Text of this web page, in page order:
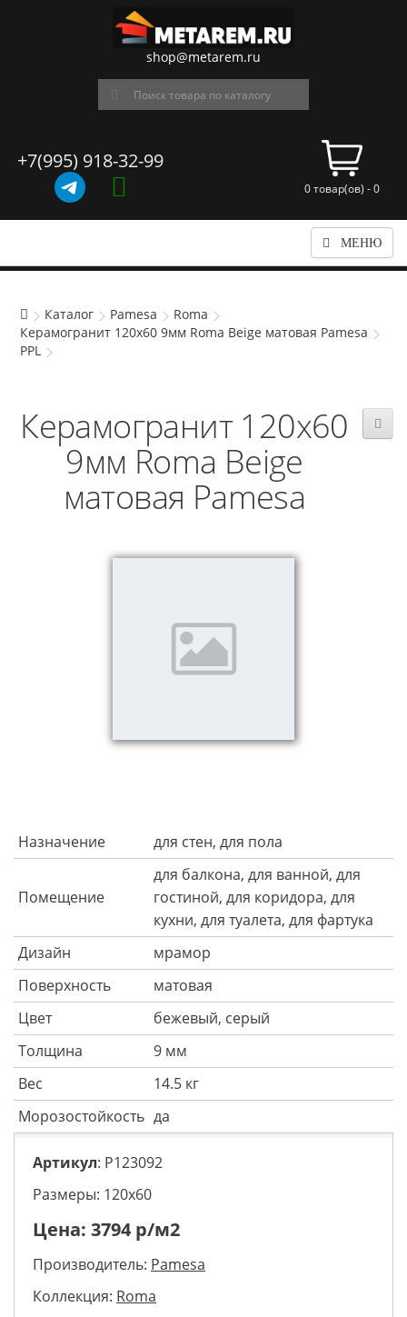
shop@metarem.ru
+7(995) 918-32-99
0 товар(ов) - 0
МЕНЮ
Каталог Pamesa
Roma
Керамогранит 120x60 9мм Roma Beige матовая Pamesa
PPL
Керамогранит 120x60
9мм Roma Beige
матовая Pamesa
Назначение для стен, для пола
Помещение
для балкона, для ванной, для
гостиной, для коридора, для
кухни, для туалета, для фартука
Дизайн
мрамор
Поверхность
матовая
Цвет
бежевый, серый
Толщина
9 мм
Вес
14.5 кг
Морозостойкость да
Артикул: P123092
Размеры: 120х60
Цена: 3794 р/м2
Производитель: Pamesa
Коллекция: Roma